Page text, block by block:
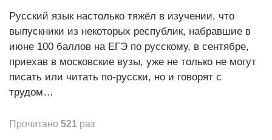
Русский язык настолько тяжёл в изучении, что
выпускники из некоторых республик, набравшие в
июне 100 баллов на ЕГЭ по русскому, в сентябре,
приехав в московские вузы, уже не только не могут
писать или читать по-русски, но и говорят с
трудом…
Прочитано 521 раз